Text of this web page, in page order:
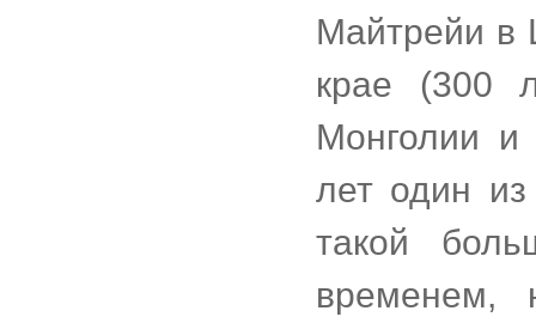
Майтрейи в
крае (300
Монголии
лет один
такой
временем,